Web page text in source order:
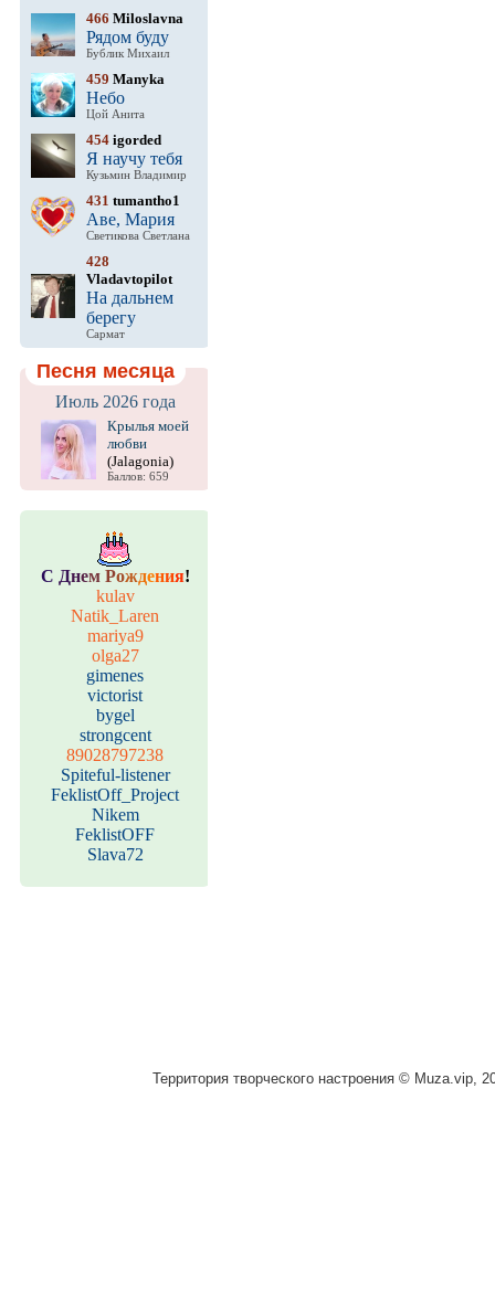
466 Miloslavna
Рядом буду
Бублик Михаил
459 Manyka
Небо
Цой Анита
454 igorded
Я научу тебя
Кузьмин Владимир
431 tumantho1
Аве, Мария
Светикова Светлана
428
Vladavtopilot
На дальнем
берегу
Сармат
Песня месяца
Июль 2026 года
Крылья моей
любви
(Jalagonia)
Баллов: 659
С Днем Рождения!
kulav
Natik_Laren
mariya9
olga27
gimenes
victorist
bygel
strongcent
89028797238
Spiteful-listener
FeklistOff_Project
Nikem
FeklistOFF
Slava72
Территория творческого настроения © Muza.vip,